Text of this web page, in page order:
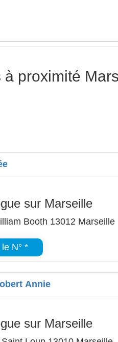
à proximité
sur Marseille
Booth 13012 Marseille
N° *
Annie
sur Marseille